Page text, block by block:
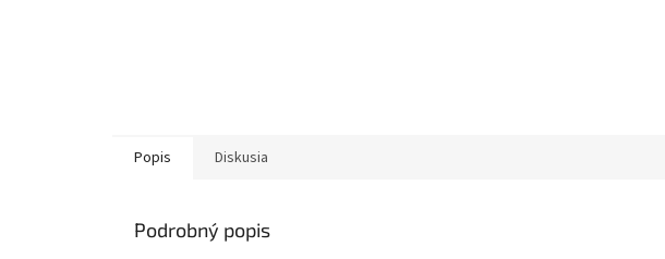
Popis Diskusia
Podrobný popis